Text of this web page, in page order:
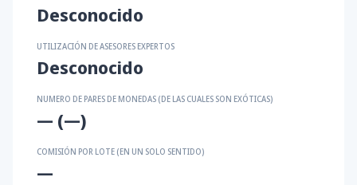
Desconocido
UTILIZACIÓN DE ASESORES EXPERTOS
Desconocido
NUMERO DE PARES DE MONEDAS (DE LAS CUALES SON EXÓTICAS)
— (—)
COMISIÓN POR LOTE (EN UN SOLO SENTIDO)
—